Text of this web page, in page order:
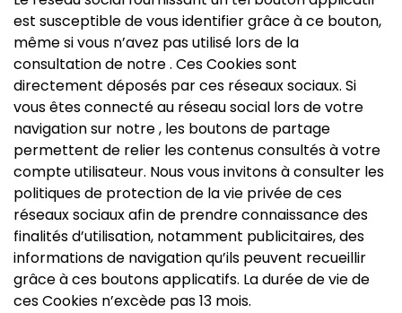
est susceptible de vous identifier grâce à ce bouton,
même si vous n’avez pas utilisé lors de la
consultation de notre . Ces Cookies sont
directement déposés par ces réseaux sociaux. Si
vous êtes connecté au réseau social lors de votre
navigation sur notre , les boutons de partage
permettent de relier les contenus consultés à votre
compte utilisateur. Nous vous invitons à consulter les
politiques de protection de la vie privée de ces
réseaux sociaux afin de prendre connaissance des
finalités d’utilisation, notamment publicitaires, des
informations de navigation qu’ils peuvent recueillir
grâce à ces boutons applicatifs. La durée de vie de
ces Cookies n’excède pas 13 mois.